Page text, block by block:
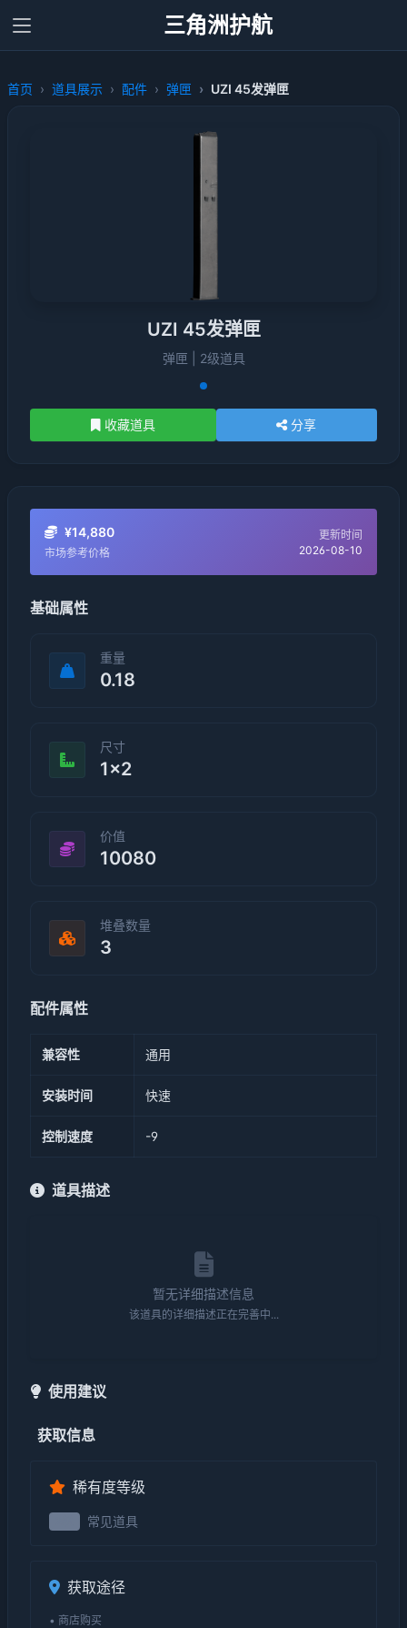
三角洲护航
首页 道具展示 配件 弹匣 UZI 45发弹匣
UZI 45发弹匣
弹匣 | 2级道具
收藏道具 分享
¥14,880
市场参考价格
更新时间
2026-08-10
基础属性
重量
0.18
尺寸
1×2
价值
10080
堆叠数量
3
配件属性
兼容性 通用
安装时间 快速
控制速度 -9
道具描述
暂无详细描述信息
该道具的详细描述正在完善中...
使用建议
获取信息
稀有度等级
常见道具
获取途径
• 商店购买